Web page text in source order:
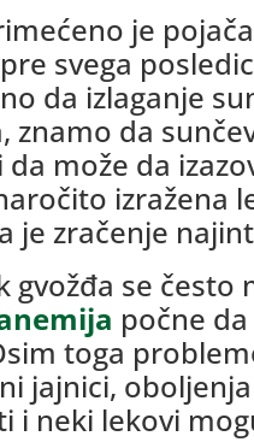
je
svega
da izlaganje
znamo da
može da
izražena
je zračenje
gvožđa se
počne
toga
jajnici,
i neki lekovi